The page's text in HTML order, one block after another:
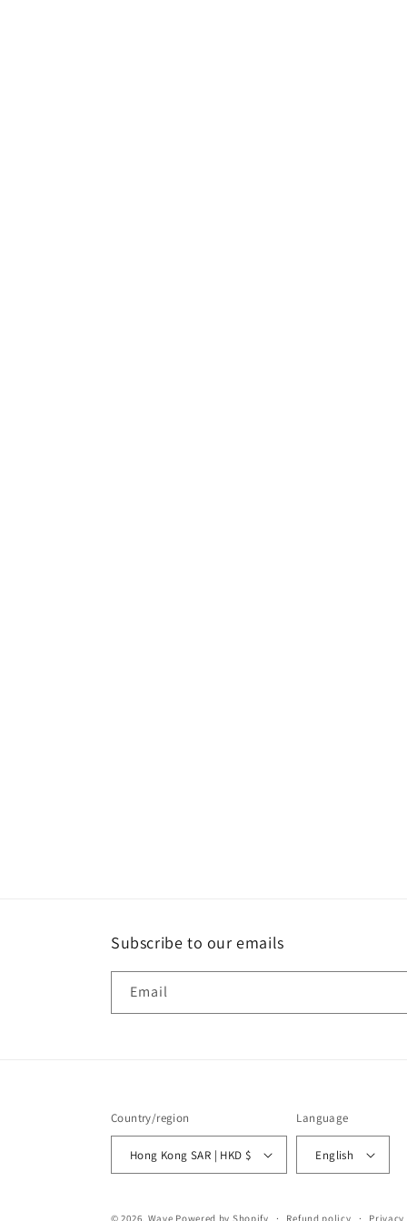
Subscribe to our emails
Email
Country/region
Hong Kong SAR | HKD $
Language
English
© 2026, Wave Powered by Shopify Refund policy